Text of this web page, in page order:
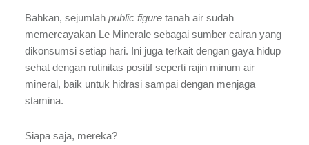
Bahkan, sejumlah public figure tanah air sudah
memercayakan Le Minerale sebagai sumber cairan yang
dikonsumsi setiap hari. Ini juga terkait dengan gaya hidup
sehat dengan rutinitas positif seperti rajin minum air
mineral, baik untuk hidrasi sampai dengan menjaga
stamina.
Siapa saja, mereka?